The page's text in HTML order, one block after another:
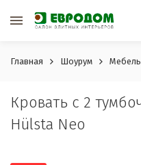
Главная Шоурум Мебель
Кровать c 2
Hülsta Neo